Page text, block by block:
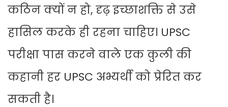
कठिन क्यों न हो, दृढ़ इच्छाशक्ति से उसे
हासिल करके ही रहना चाहिए। UPSC
परीक्षा पास करने वाले एक कुली की
कहानी हर UPSC अभ्यर्थी को प्रेरित कर
सकती है।